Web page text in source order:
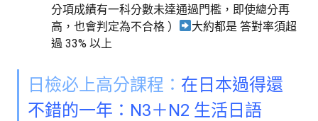
分項成績有一科分數未達通過門檻，即使總分再
高，也會判定為不合格 ）
大約都是 答對率須超
過 33% 以上
日檢必上高分課程： 在日本過得還
不錯的一年：N3＋N2 生活日語